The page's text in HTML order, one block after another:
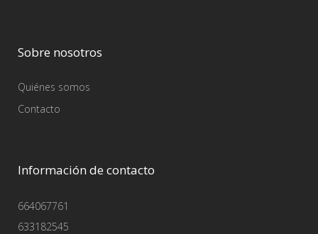
Sobre nosotros
Quiénes somos
Contacto
Información de contacto
664067761
633182545